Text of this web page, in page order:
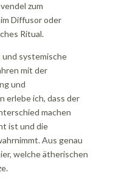
zum
Diffusor oder
Ritual.
und systemische
mit der
und
erlebe ich, dass der
machen
ist und die
Aus genau
welche ätherischen